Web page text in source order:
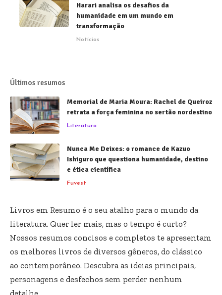
Harari analisa os desafios da
humanidade em um mundo em
transformação
Notícias
Últimos resumos
Memorial de Maria Moura: Rachel de Queiroz
retrata a força feminina no sertão nordestino
Literatura
Nunca Me Deixes: o romance de Kazuo
Ishiguro que questiona humanidade, destino
e ética científica
Fuvest
Livros em Resumo é o seu atalho para o mundo da
literatura. Quer ler mais, mas o tempo é curto?
Nossos resumos concisos e completos te apresentam
os melhores livros de diversos gêneros, do clássico
ao contemporâneo. Descubra as ideias principais,
personagens e desfechos sem perder nenhum